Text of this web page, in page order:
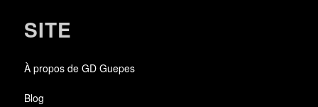
SITE
À propos de GD Guepes
Blog